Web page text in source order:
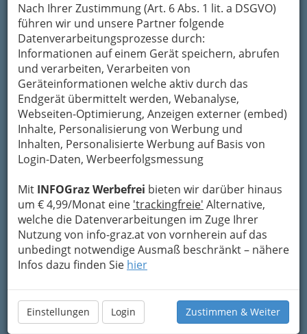
Nach Ihrer Zustimmung (Art. 6 Abs. 1 lit. a DSGVO)
führen wir und unsere Partner folgende
Datenverarbeitungsprozesse durch:
Informationen auf einem Gerät speichern, abrufen
und verarbeiten, Verarbeiten von
Geräteinformationen welche aktiv durch das
Endgerät übermittelt werden, Webanalyse,
Webseiten-Optimierung, Anzeigen externer (embed)
Inhalte, Personalisierung von Werbung und
Inhalten, Personalisierte Werbung auf Basis von
Login-Daten, Werbeerfolgsmessung
Mit INFOGraz Werbefrei bieten wir darüber hinaus
um € 4,99/Monat eine 'trackingfreie' Alternative,
welche die Datenverarbeitungen im Zuge Ihrer
Nutzung von info-graz.at von vornherein auf das
unbedingt notwendige Ausmaß beschränkt – nähere
Infos dazu finden Sie hier
Einstellungen Login Zustimmen & Weiter
Navigation
Fachgruppe der Garagen-, Tankstellen-
& Servicestationsunternehmungen
Garagengewerbe
Servicestationen